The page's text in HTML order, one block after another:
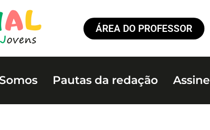
ÁREA DO PROFESSOR
Pautas da redação Assine